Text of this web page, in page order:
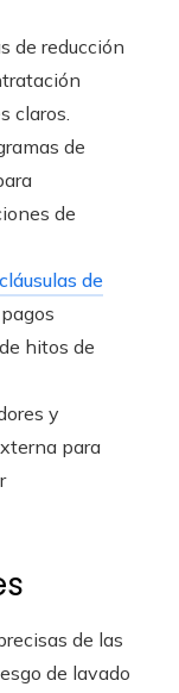
de reducción
claros.
de
de
cláusulas de
hitos de
y
para
de las
de lavado